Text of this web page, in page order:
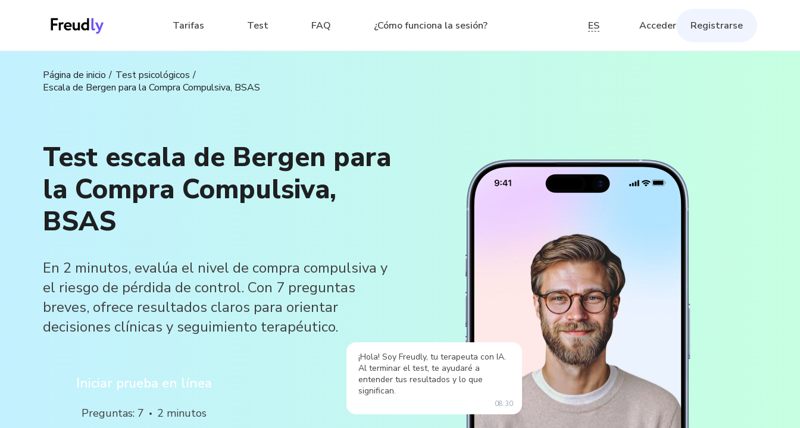
Tarifas Test FAQ ¿Cómo funciona la sesión? ES Acceder Registrarse
Página de inicio
Test psicológicos
Escala de Bergen para la Compra Compulsiva, BSAS
Test escala de Bergen para
la Compra Compulsiva,
BSAS
En 2 minutos, evalúa el nivel de compra compulsiva y
el riesgo de pérdida de control. Con 7 preguntas
breves, ofrece resultados claros para orientar
decisiones clínicas y seguimiento terapéutico.
Iniciar prueba en línea
Preguntas: 7 2 minutos
¡Hola! Soy Freudly, tu terapeuta con IA.
Al terminar el test, te ayudaré a
entender tus resultados y lo que
significan.
08:30